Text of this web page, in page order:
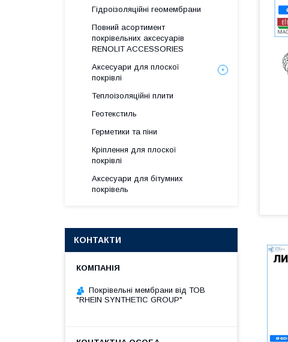
Гідроізоляційні геомембрани
Повний асортимент
покрівельних аксесуарів
RENOLIT ACCESSORIES
Аксесуари для плоскої
покрівлі
Теплоізоляційні плити
Геотекстиль
Герметики та піни
Кріплення для плоскої
покрівлі
Аксесуари для бітумних
покрівель
КОНТАКТИ
Покрівельні мембрани від ТОВ
"RHEIN SYNTHETIC GROUP"